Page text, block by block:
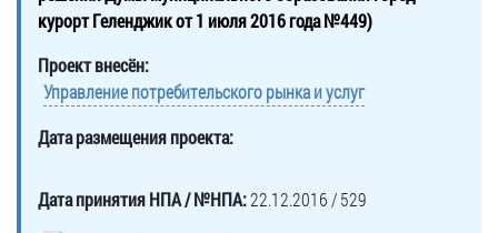
курорт Геленджик от 1 июля 2016 года №449)
Проект внесён:
Управление потребительского рынка и услуг
Дата размещения проекта:
Дата принятия НПА / №НПА:22.12.2016 / 529